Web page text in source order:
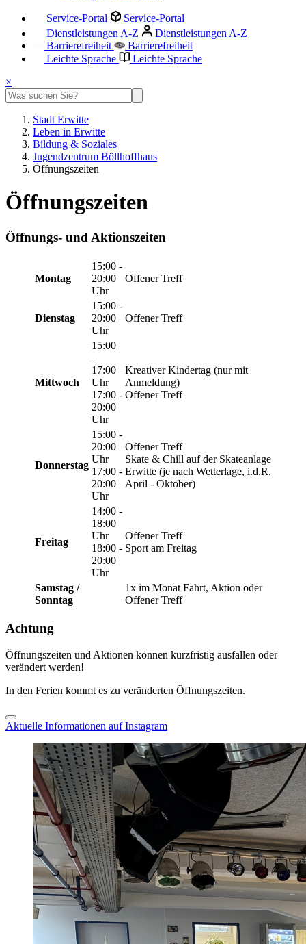
Service-Portal
Service-Portal
Dienstleistungen A-Z
Dienstleistungen A-Z
Barrierefreiheit
Barrierefreiheit
Leichte Sprache
Leichte Sprache
×
Stadt Erwitte
Leben in Erwitte
Bildung & Soziales
Jugendzentrum Böllhoffhaus
Öffnungszeiten
Öffnungszeiten
Öffnungs- und Aktionszeiten
Montag
15:00 -
20:00
Uhr
Offener Treff
Dienstag
15:00 -
20:00
Uhr
Offener Treff
Mittwoch
15:00
–
17:00
Uhr
17:00 -
20:00
Uhr
Kreativer Kindertag (nur mit
Anmeldung)
Offener Treff
Donnerstag
15:00 -
20:00
Uhr
17:00 -
20:00
Uhr
Offener Treff
Skate & Chill auf der Skateanlage
Erwitte (je nach Wetterlage, i.d.R.
April - Oktober)
Freitag
14:00 -
18:00
Uhr
18:00 -
20:00
Uhr
Offener Treff
Sport am Freitag
Samstag /
Sonntag
1x im Monat Fahrt, Aktion oder
Offener Treff
Achtung
Öffnungszeiten und Aktionen können kurzfristig ausfallen oder
verändert werden!
In den Ferien kommt es zu veränderten Öffnungszeiten.
Aktuelle Informationen auf Instagram